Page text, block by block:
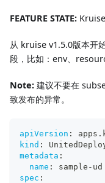
FEATURE STATE:
从 kruise v1.5.0版本开
段，比如：env、
Note: 建议不要在
致发布的异常。
apiVersion :
kind :
metadata :
name : sample - ud
spec :